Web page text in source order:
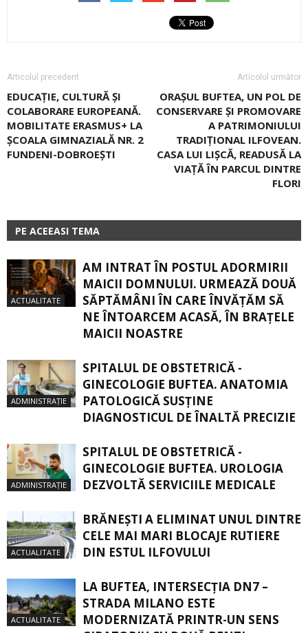
Articolul precedent
EDUCAȚIE, CULTURĂ ȘI
COLABORARE EUROPEANĂ.
MOBILITATE ERASMUS+ LA
ȘCOALA GIMNAZIALĂ NR. 2
FUNDENI-DOBROEȘTI
Articolul următor
ORAȘUL BUFTEA, UN POL DE
CONSERVARE ȘI PROMOVARE
A PATRIMONIULUI
TRADIȚIONAL ILFOVEAN.
CASA LUI LIŞCĂ, READUSĂ LA
VIAŢĂ ÎN PARCUL DINTRE
FLORI
PE ACEEASI TEMA
ACTUALITATE
AM INTRAT ÎN POSTUL ADORMIRII
MAICII DOMNULUI. URMEAZĂ DOUĂ
SĂPTĂMÂNI ÎN CARE ÎNVĂŢĂM SĂ
NE ÎNTOARCEM ACASĂ, ÎN BRAŢELE
MAICII NOASTRE
ADMINISTRAȚIE
SPITALUL DE OBSTETRICĂ -
GINECOLOGIE BUFTEA. ANATOMIA
PATOLOGICĂ SUSŢINE
DIAGNOSTICUL DE ÎNALTĂ PRECIZIE
ADMINISTRAȚIE
SPITALUL DE OBSTETRICĂ -
GINECOLOGIE BUFTEA. UROLOGIA
DEZVOLTĂ SERVICIILE MEDICALE
ACTUALITATE
BRĂNEȘTI A ELIMINAT UNUL DINTRE
CELE MAI MARI BLOCAJE RUTIERE
DIN ESTUL ILFOVULUI
ACTUALITATE
LA BUFTEA, INTERSECŢIA DN7 –
STRADA MILANO ESTE
MODERNIZATĂ PRINTR-UN SENS